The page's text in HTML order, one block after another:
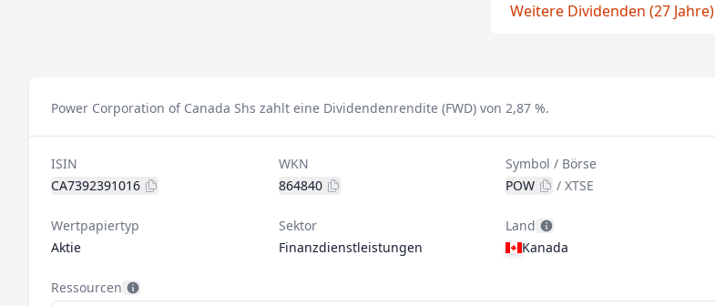
Weitere Dividenden (27 Jahre)
Power Corporation of Canada Shs zahlt eine Dividendenrendite (FWD) von 2,87 %.
ISIN
CA7392391016
WKN
864840
Symbol / Börse
POW
/XTSE
Wertpapiertyp
Aktie
Sektor
Finanzdienstleistungen
Land
Kanada
Ressourcen